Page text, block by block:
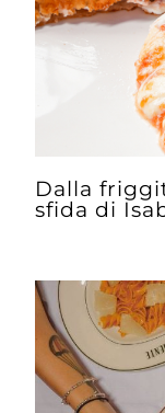
Dalla
sfida di